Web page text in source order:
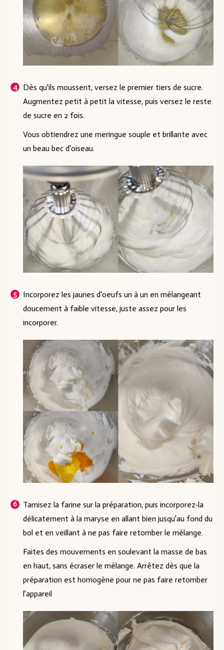
Dès qu'ils moussent, versez le premier tiers de sucre.
Augmentez petit à petit la vitesse, puis versez le reste
de sucre en 2 fois.
Vous obtiendrez une meringue souple et brillante avec
un beau bec d'oiseau.
Incorporez les jaunes d'oeufs un à un en mélangeant
doucement à faible vitesse, juste assez pour les
incorporer.
Tamisez la farine sur la préparation, puis incorporez-la
délicatement à la maryse en allant bien jusqu'au fond du
bol et en veillant à ne pas faire retomber le mélange.
Faites des mouvements en soulevant la masse de bas
en haut, sans écraser le mélange. Arrêtez dès que la
préparation est homogène pour ne pas faire retomber
l'appareil